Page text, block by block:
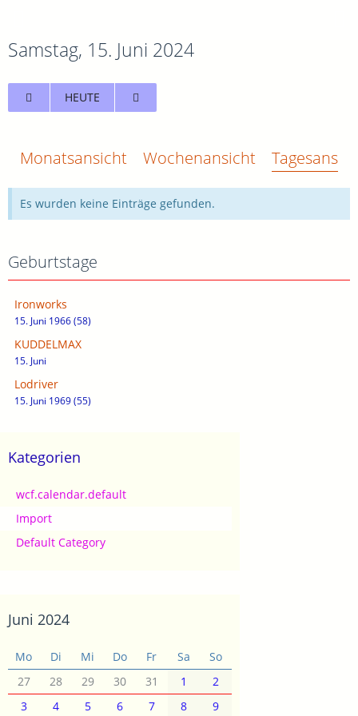
Samstag, 15. Juni 2024
HEUTE
Monatsansicht Wochenansicht
Es wurden keine Einträge gefunden.
Geburtstage
Ironworks
15. Juni 1966 (58)
KUDDELMAX
15. Juni
Lodriver
15. Juni 1969 (55)
Kategorien
wcf.calendar.default
Import
Default Category
Juni 2024
Mo Di Mi Do Fr Sa
So
27
28 29 30 31 1
2
3
4 5 6 7 8 9